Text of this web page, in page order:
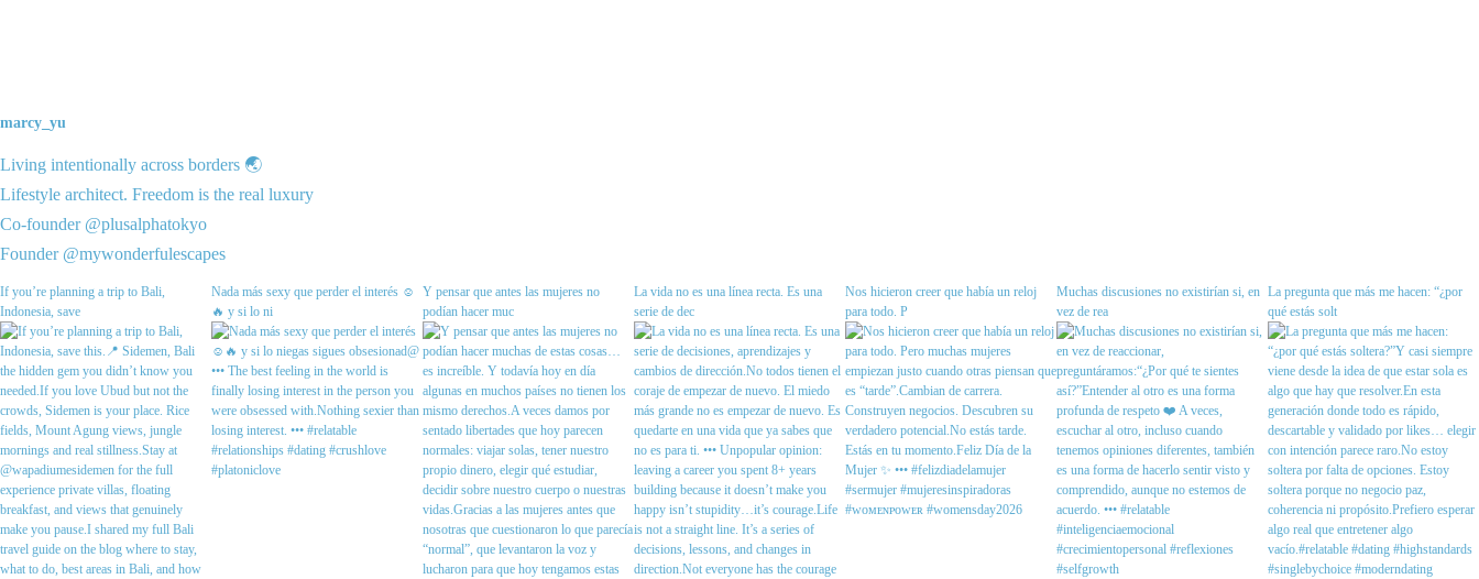
marcy_yu
Living intentionally across borders 🌏
Lifestyle architect. Freedom is the real luxury
Co-founder @plusalphatokyo
Founder @mywonderfulescapes
If you’re planning a trip to Bali,
Indonesia, save
Nada más sexy que perder el interés ☺️
🔥 y si lo ni
Y pensar que antes las mujeres no
podían hacer muc
La vida no es una línea recta. Es una
serie de dec
Nos hicieron creer que había un reloj
para todo. P
Muchas discusiones no existirían si, en
vez de rea
La pregunta que más me hacen: “¿por
qué estás solt